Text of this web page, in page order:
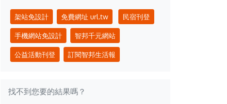
架站免設計 免費網址 url.tw 民宿刊登
手機網站免設計 智邦千元網站
公益活動刊登 訂閱智邦生活報
找不到您要的結果嗎？